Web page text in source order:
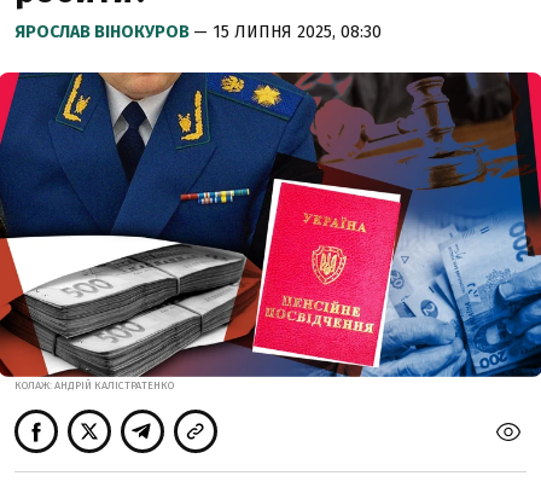
ЯРОСЛАВ ВІНОКУРОВ — 15 ЛИПНЯ 2025, 08:30
КОЛАЖ: АНДРІЙ КАЛІСТРАТЕНКО